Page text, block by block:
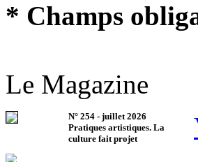
* Champs
Le Magazine
N° 254 - juillet 2026
Pratiques artistiques. La
culture fait projet